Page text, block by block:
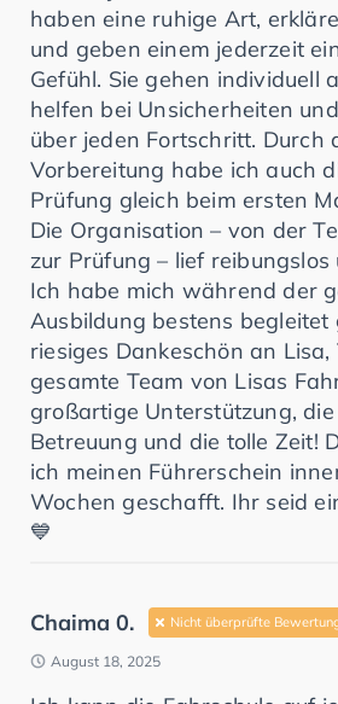
haben eine ruhige Art,
und geben einem jederzeit
Gefühl. Sie gehen individuell
helfen bei Unsicherheiten
über jeden Fortschritt. Durch
Vorbereitung habe ich auch
Prüfung gleich beim ersten
Die Organisation – von der
zur Prüfung – lief reibungslos
Ich habe mich während der
Ausbildung bestens begleitet
riesiges Dankeschön an
gesamte Team von Lisas
großartige Unterstützung,
Betreuung und die tolle Zeit!
ich meinen Führerschein
Wochen geschafft. Ihr seid
💙
Chaima 0. Nicht überprüfte
August 18, 2025